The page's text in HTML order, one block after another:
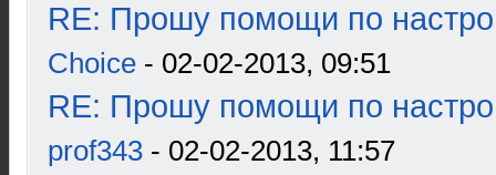
RE: Прошу помощи по
Choice - 02-02-2013, 09:51
RE: Прошу помощи по
prof343 - 02-02-2013, 11:57